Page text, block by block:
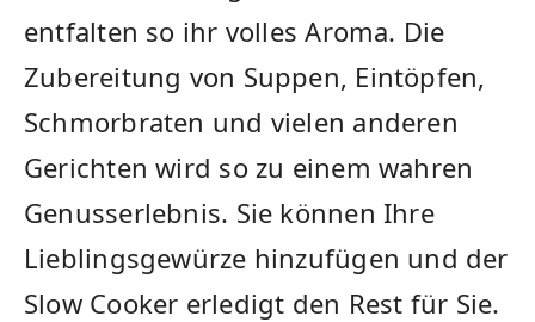
entfalten so ihr volles Aroma. Die⁣
Zubereitung von‍ Suppen, Eintöpfen,
Schmorbraten und ‌vielen anderen
Gerichten wird so zu einem wahren
Genusserlebnis. Sie können Ihre
Lieblingsgewürze hinzufügen und der
​Slow Cooker erledigt den​ Rest⁢ für Sie.